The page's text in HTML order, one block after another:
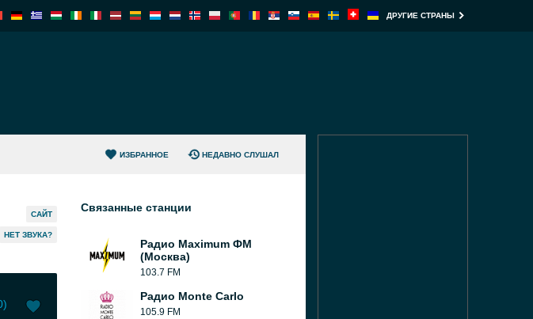
ДРУГИЕ СТРАНЫ
ИЗБРАННОЕ НЕДАВНО СЛУШАЛ
САЙТ
HЕТ ЗВУКА?
)
Связанные станции
Радио Maximum ФМ
(Москва)
103.7 FM
Радио Monte Carlo
105.9 FM